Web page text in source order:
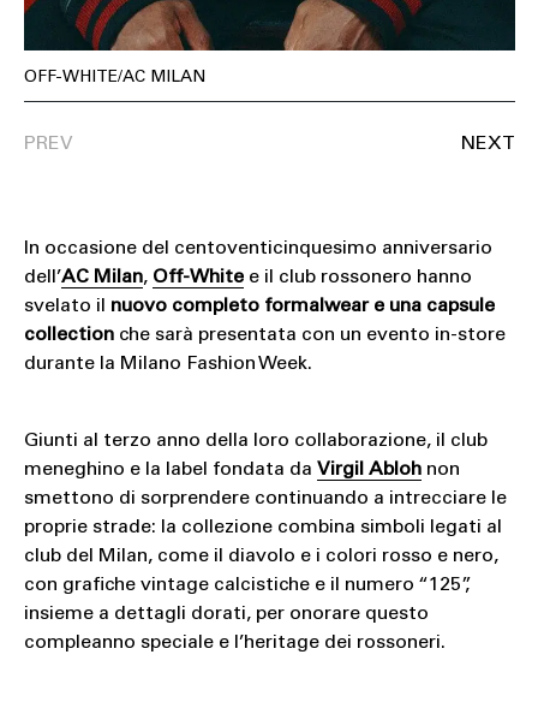
OFF-WHITE/AC MILAN
In occasione del centoventicinquesimo anniversario
dell’AC Milan, Off-Whitee il club rossonero hanno
svelato il nuovo completo formalwear e una capsule
collectionche sarà presentata con un evento in-store
durante la Milano Fashion Week.
Giunti al terzo anno della loro collaborazione, il club
meneghino e la label fondata da Virgil Ablohnon
smettono di sorprendere continuando a intrecciare le
proprie strade: la collezione combina simboli legati al
club del Milan, come il diavolo e i colori rosso e nero,
con grafiche vintage calcistiche e il numero “125”,
insieme a dettagli dorati, per onorare questo
compleanno speciale e l’heritage dei rossoneri.